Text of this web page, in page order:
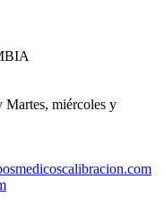
Martes, miércoles y